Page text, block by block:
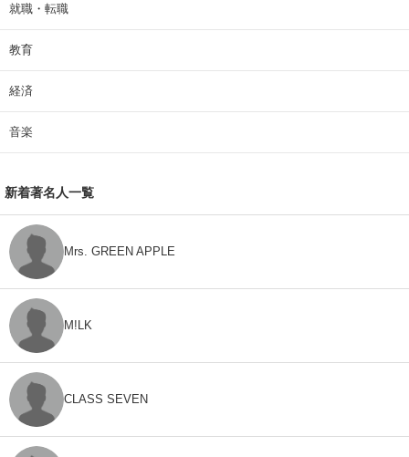
就職・転職
教育
経済
音楽
新着著名人一覧
Mrs. GREEN APPLE
M!LK
CLASS SEVEN